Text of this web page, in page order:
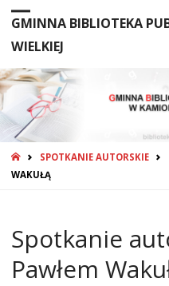
GMINNA BIBLIOTEKA
WIELKIEJ
STRONA
GŁÓWNA
SPOTKANIE AUTORSKIE
WAKUŁĄ
Spotkanie
Pawłem